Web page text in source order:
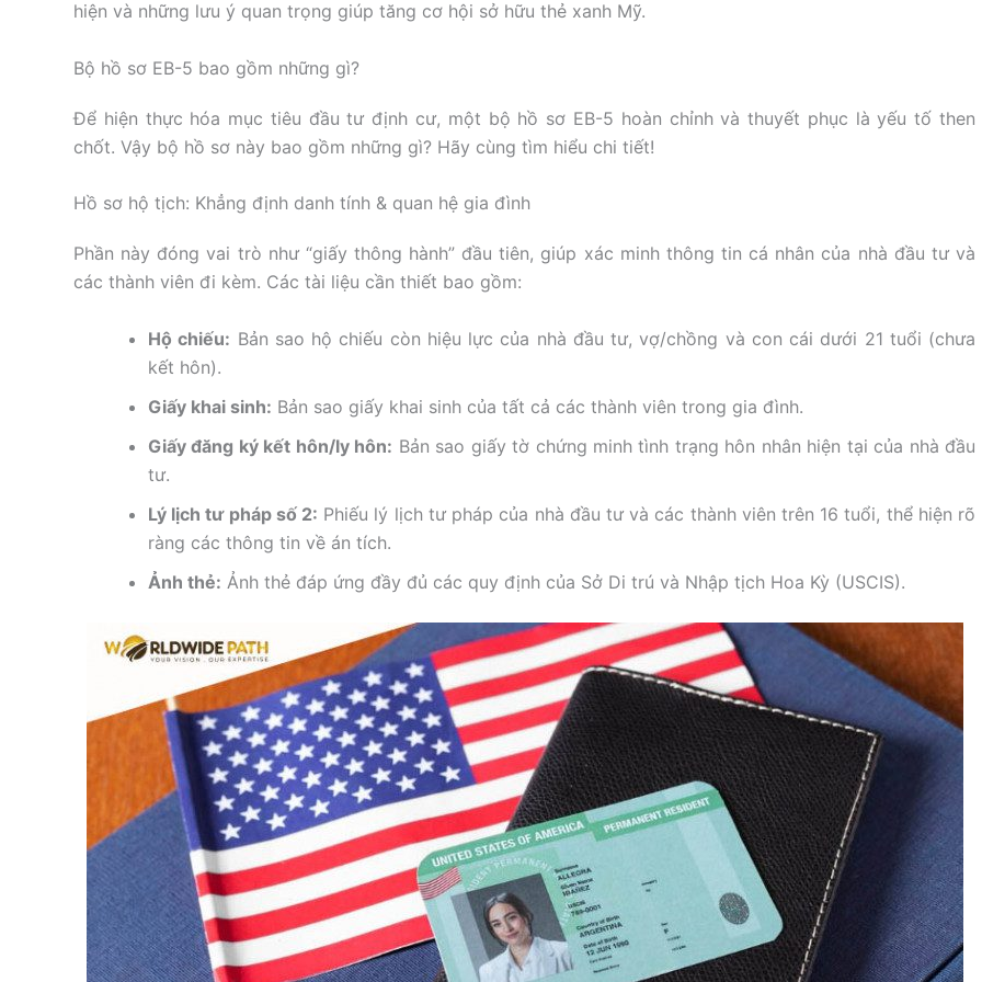
hiện và những lưu ý quan trọng giúp tăng cơ hội sở hữu thẻ xanh Mỹ.
Bộ hồ sơ EB-5 bao gồm những gì?
Để hiện thực hóa mục tiêu đầu tư định cư, một bộ hồ sơ EB-5 hoàn chỉnh và thuyết phục là yếu tố then
chốt. Vậy bộ hồ sơ này bao gồm những gì? Hãy cùng tìm hiểu chi tiết!
Hồ sơ hộ tịch: Khẳng định danh tính & quan hệ gia đình
Phần này đóng vai trò như “giấy thông hành” đầu tiên, giúp xác minh thông tin cá nhân của nhà đầu tư và
các thành viên đi kèm. Các tài liệu cần thiết bao gồm:
Hộ chiếu: Bản sao hộ chiếu còn hiệu lực của nhà đầu tư, vợ/chồng và con cái dưới 21 tuổi (chưa
kết hôn).
Giấy khai sinh: Bản sao giấy khai sinh của tất cả các thành viên trong gia đình.
Giấy đăng ký kết hôn/ly hôn: Bản sao giấy tờ chứng minh tình trạng hôn nhân hiện tại của nhà đầu
tư.
Lý lịch tư pháp số 2: Phiếu lý lịch tư pháp của nhà đầu tư và các thành viên trên 16 tuổi, thể hiện rõ
ràng các thông tin về án tích.
Ảnh thẻ: Ảnh thẻ đáp ứng đầy đủ các quy định của Sở Di trú và Nhập tịch Hoa Kỳ (USCIS).